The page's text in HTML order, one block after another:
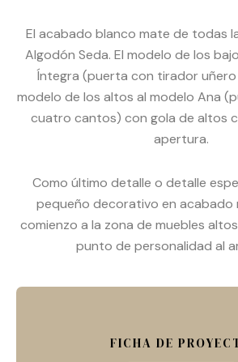
El acabado blanco mate de todas
Algodón Seda. El modelo de los
Íntegra (puerta con tirador
modelo de los altos al modelo Ana
cuatro cantos) con gola de altos
apertura.
Como último detalle o detalle
pequeño decorativo en acabado
comienzo a la zona de muebles
punto de personalidad al
FICHA DE